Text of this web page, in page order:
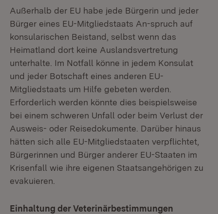
Außerhalb der EU habe jede Bürgerin und jeder
Bürger eines EU-Mitgliedstaats An-spruch auf
konsularischen Beistand, selbst wenn das
Heimatland dort keine Auslandsvertretung
unterhalte. Im Notfall könne in jedem Konsulat
und jeder Botschaft eines anderen EU-
Mitgliedstaats um Hilfe gebeten werden.
Erforderlich werden könnte dies beispielsweise
bei einem schweren Unfall oder beim Verlust der
Ausweis- oder Reisedokumente. Darüber hinaus
hätten sich alle EU-Mitgliedstaaten verpflichtet,
Bürgerinnen und Bürger anderer EU-Staaten im
Krisenfall wie ihre eigenen Staatsangehörigen zu
evakuieren.
Einhaltung der Veterinärbestimmungen